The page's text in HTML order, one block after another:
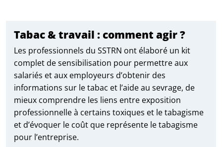
Tabac & travail : comment agir ?
Les professionnels du SSTRN ont élaboré un kit
complet de sensibilisation pour permettre aux
salariés et aux employeurs d’obtenir des
informations sur le tabac et l’aide au sevrage, de
mieux comprendre les liens entre exposition
professionnelle à certains toxiques et le tabagisme
et d’évoquer le coût que représente le tabagisme
pour l’entreprise.